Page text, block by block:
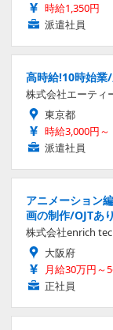
時給1,350円
派遣社員
高時給!10時始
株式会社エーティ
東京都
時給3,000円～
派遣社員
アニメーション
画の制作/OJTあ
株式会社enrich
大阪府
月給30万円～
正社員